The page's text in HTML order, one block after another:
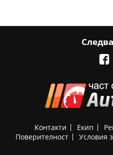
Контакти Екип
Поверителност
Условия